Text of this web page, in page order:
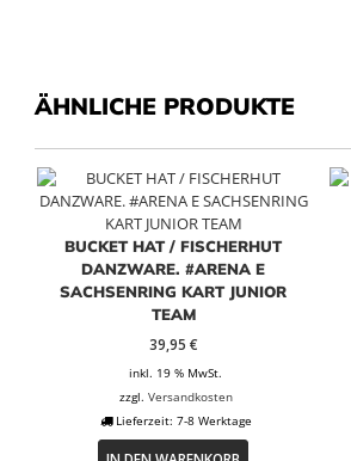
ÄHNLICHE PRODUKTE
BUCKET HAT / FISCHERHUT
DANZWARE. #ARENA E
SACHSENRING KART JUNIOR
TEAM
39,95 €
inkl. 19 % MwSt.
zzgl. Versandkosten
Lieferzeit: 7-8 Werktage